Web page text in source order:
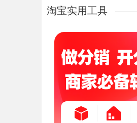
淘宝实用工具